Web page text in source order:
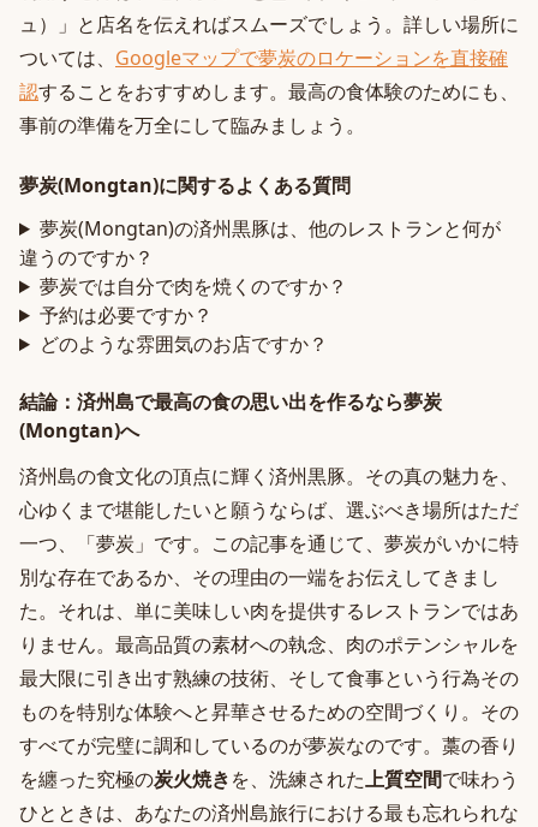
ュ）」と店名を伝えればスムーズでしょう。詳しい場所に
ついては、 Googleマップで夢炭のロケーションを直接確
認することをおすすめします。最高の食体験のためにも、
事前の準備を万全にして臨みましょう。
夢炭(Mongtan)に関するよくある質問
夢炭(Mongtan)の済州黒豚は、他のレストランと何が
違うのですか？
夢炭では自分で肉を焼くのですか？
予約は必要ですか？
どのような雰囲気のお店ですか？
結論：済州島で最高の食の思い出を作るなら夢炭
(Mongtan)へ
済州島の食文化の頂点に輝く済州黒豚。その真の魅力を、
心ゆくまで堪能したいと願うならば、選ぶべき場所はただ
一つ、「夢炭」です。この記事を通じて、夢炭がいかに特
別な存在であるか、その理由の一端をお伝えしてきまし
た。それは、単に美味しい肉を提供するレストランではあ
りません。最高品質の素材への執念、肉のポテンシャルを
最大限に引き出す熟練の技術、そして食事という行為その
ものを特別な体験へと昇華させるための空間づくり。その
すべてが完璧に調和しているのが夢炭なのです。藁の香り
を纏った究極の炭火焼きを、洗練された上質空間で味わう
ひとときは、あなたの済州島旅行における最も忘れられな